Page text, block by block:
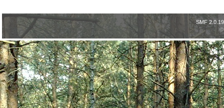
SMF 2.0.19
©